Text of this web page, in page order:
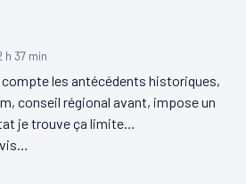
h 37 min
compte les antécédents historiques,
conseil régional avant, impose un
je trouve ça limite…